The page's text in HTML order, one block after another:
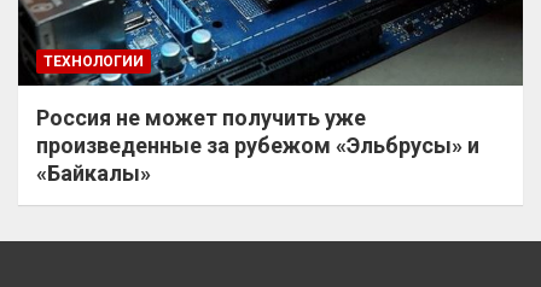
ТЕХНОЛОГИИ
Россия не может получить уже
произведенные за рубежом «Эльбрусы» и
«Байкалы»